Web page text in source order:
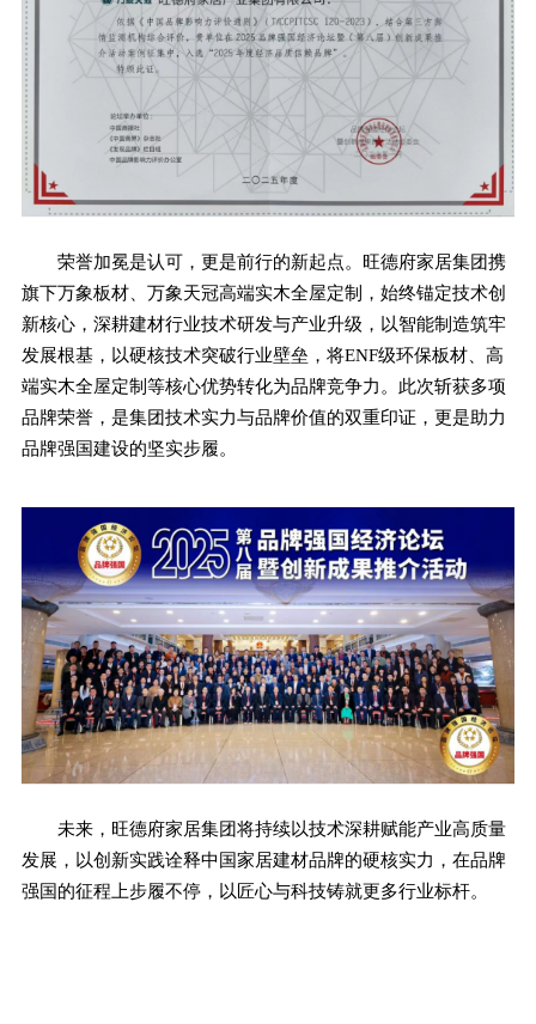
荣誉加冕是认可，更是前行的新起点。旺德府家居集团携
旗下万象板材、万象天冠高端实木全屋定制，始终锚定技术创
新核心，深耕建材行业技术研发与产业升级，以智能制造筑牢
发展根基，以硬核技术突破行业壁垒，将ENF级环保板材、高
端实木全屋定制等核心优势转化为品牌竞争力。此次斩获多项
品牌荣誉，是集团技术实力与品牌价值的双重印证，更是助力
品牌强国建设的坚实步履。
未来，旺德府家居集团将持续以技术深耕赋能产业高质量
发展，以创新实践诠释中国家居建材品牌的硬核实力，在品牌
强国的征程上步履不停，以匠心与科技铸就更多行业标杆。